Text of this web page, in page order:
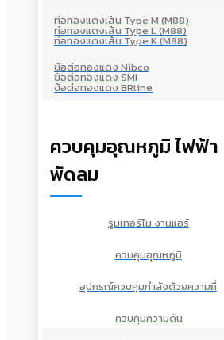
ท่อทองแดงเส้น Type M (M88)
ท่อทองแดงเส้น Type L (M88)
ท่อทองแดงเส้น Type K (M88)
ข้อต่อทองแดง Nibco
ข้อต่อทองแดง SMI
ข้อต่อทองแดง BRline
ควบคุมอุณหภูมิ ไฟฟ้า
พัดลม
รูมเทอร์โม งานแอร์
ควบคุมอุณหภูมิ
อุปกรณ์ควบคุมกำลังด้วยความถี่
ควบคุมความดัน